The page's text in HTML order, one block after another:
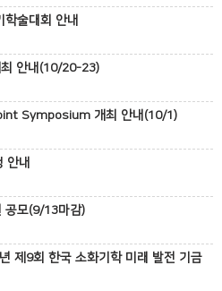
술대회 안내
안내(10/20-23)
Symposium 개최 안내(10/1)
안내
공모(9/13마감)
제9회 한국 소화기학 미래 발전 기금